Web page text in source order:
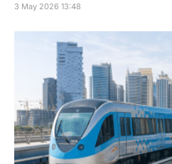
3 May 2026 13:48